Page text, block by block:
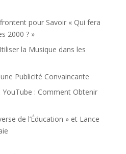
pour Savoir « Qui fera
2000 ? »
la Musique dans les
Publicité Convaincante
: Comment Obtenir
de l’Éducation » et Lance